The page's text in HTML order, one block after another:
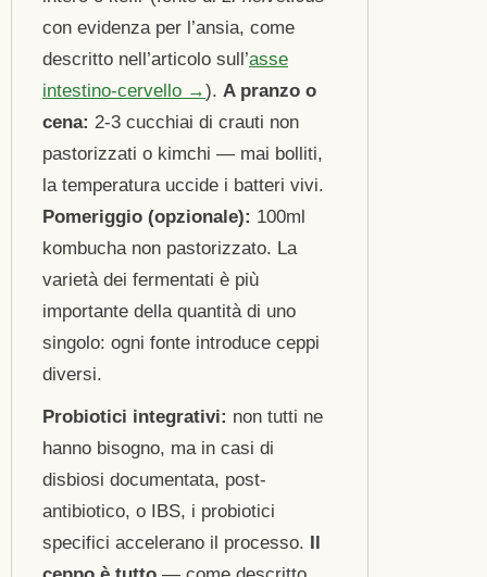
con evidenza per l’ansia, come
descritto nell’articolo sull’asse
intestino-cervello →). A pranzo o
cena: 2-3 cucchiai di crauti non
pastorizzati o kimchi — mai bolliti,
la temperatura uccide i batteri vivi.
Pomeriggio (opzionale): 100ml
kombucha non pastorizzato. La
varietà dei fermentati è più
importante della quantità di uno
singolo: ogni fonte introduce ceppi
diversi.
Probiotici integrativi: non tutti ne
hanno bisogno, ma in casi di
disbiosi documentata, post-
antibiotico, o IBS, i probiotici
specifici accelerano il processo.